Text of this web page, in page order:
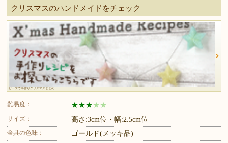
クリスマスのハンドメイドをチェック
ビーズで手作りクリスマスまとめ
難易度： ★★★ ★ ★
サイズ： 高さ:3cm位・幅:2.5cm位
金具の色味： ゴールド(メッキ品)